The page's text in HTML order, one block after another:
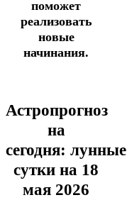
поможет
реализовать
новые
начинания.
Астропрогноз
на
сегодня: лунные
сутки на 18
мая 2026